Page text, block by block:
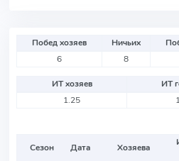
Побед хозяев Ничьих
6
8
ИТ хозяев ИТ
1.25
Сезон Дата Хозяева